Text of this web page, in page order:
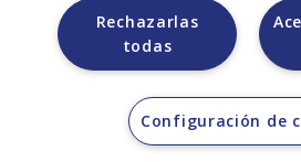
Grupo Bimbo no solicita ningún tipo
proceso de
otros sitios de internet. Sólo lo hace
subastas MORTON.
Rechazarlas
todas
Configuración de